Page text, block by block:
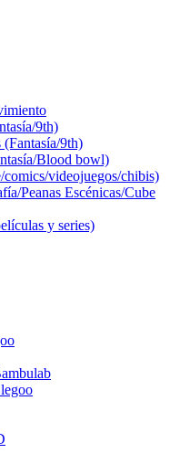
9th)
9th)
Blood bowl)
videojuegos/chibis)
Peanas Escénicas/Cube
y series)